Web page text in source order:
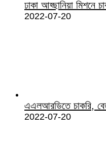
ঢাকা আহ্ছানিয়া মিশনে
2022-07-20
এএলআরডিতে চাকরি,
2022-07-20